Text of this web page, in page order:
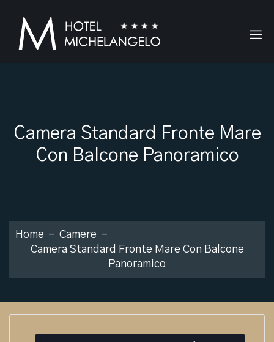
Camera Standard Fronte Mare
Con Balcone Panoramico
Home
Camere
Camera Standard Fronte Mare Con Balcone
Panoramico